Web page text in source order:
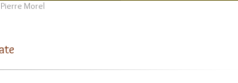
Pierre Morel